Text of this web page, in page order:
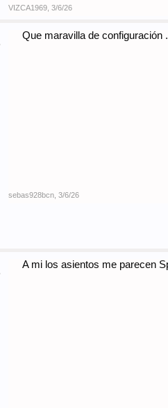
VIZCA1969 3/6/26
Que maravilla de configuración
sebas928bcn 3/6/26
A mi los asientos me parecen